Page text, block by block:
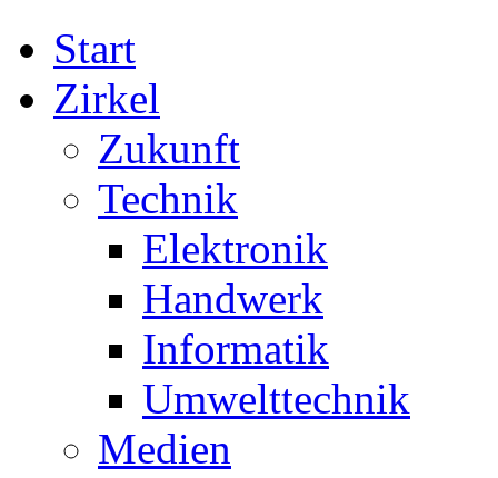
Start
Zirkel
Zukunft
Technik
Elektronik
Handwerk
Informatik
Umwelttechnik
Medien